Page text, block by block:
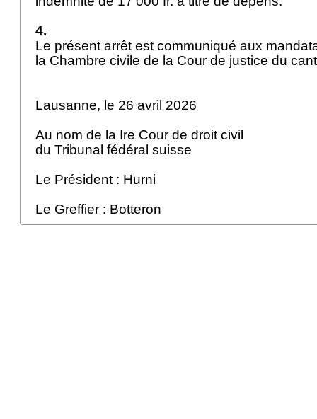
4.
Le présent arrêt est communiqué aux
la Chambre civile de la Cour de justice du
Lausanne, le 26 avril 2026
Au nom de la Ire Cour de droit civil
du Tribunal fédéral suisse
Le Président : Hurni
Le Greffier : Botteron